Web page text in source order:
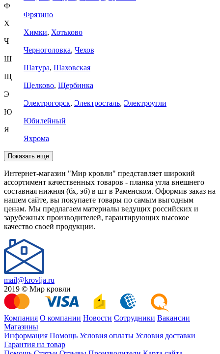
Ф
Фрязино
Х
Химки, Хотьково
Ч
Черноголовка, Чехов
Ш
Шатура, Шаховская
Щ
Щелково, Щербинка
Э
Электрогорск, Электросталь, Электроугли
Ю
Юбилейный
Я
Яхрома
Показать еще
Интернет-магазин "Мир кровли" представляет широкий
ассортимент качественных товаров - планка угла внешнего
составная нижняя (бх, эб) в шт в Раменском. Оформив заказ на
нашем сайте, вы покупаете товары по самым выгодным
ценам. Мы предлагаем материалы ведущих российских и
зарубежных производителей, гарантирующих высокое
качество своей продукции.
mail@krovlja.ru
2019 © Мир кровли
Компания О компании Новости Сотрудники Вакансии
Магазины
Информация Помощь Условия оплаты Условия доставки
Гарантия на товар